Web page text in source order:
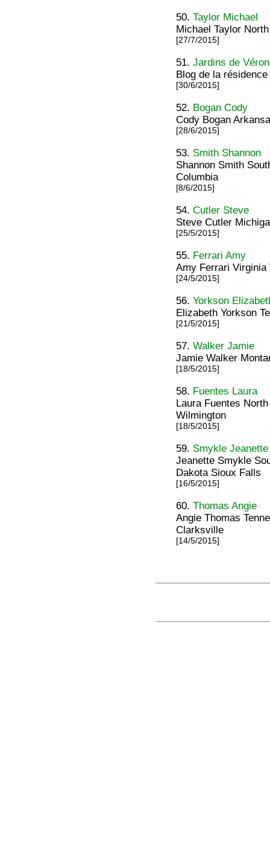
50.Taylor Michael
Michael Taylor
[27/7/2015]
51.Jardins de
Blog de la
[30/6/2015]
52. Bogan Cody
Cody Bogan
[28/6/2015]
53. Smith Shannon
Shannon Smith
Columbia
[8/6/2015]
54.Cutler Steve
Steve Cutler
[25/5/2015]
55. Ferrari Amy
Amy Ferrari
[24/5/2015]
56.Yorkson
Elizabeth Yorkson
[21/5/2015]
57.Walker Jamie
Jamie Walker
[18/5/2015]
58. Fuentes Laura
Laura Fuentes
Wilmington
[18/5/2015]
59. Smykle Jeanette
Jeanette Smykle
Dakota Sioux Falls
[16/5/2015]
60.Thomas Angie
Angie Thomas
Clarksville
[14/5/2015]